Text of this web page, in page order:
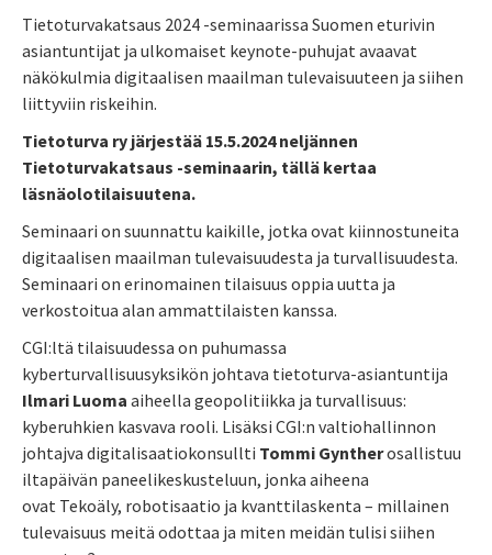
Tietoturvakatsaus 2024 -seminaarissa Suomen eturivin
asiantuntijat ja ulkomaiset keynote-puhujat avaavat
näkökulmia digitaalisen maailman tulevaisuuteen ja siihen
liittyviin riskeihin.
Tietoturva ry järjestää 15.5.2024 neljännen
Tietoturvakatsaus -seminaarin, tällä kertaa
läsnäolotilaisuutena.
Seminaari on suunnattu kaikille, jotka ovat kiinnostuneita
digitaalisen maailman tulevaisuudesta ja turvallisuudesta.
Seminaari on erinomainen tilaisuus oppia uutta ja
verkostoitua alan ammattilaisten kanssa.
CGI:ltä tilaisuudessa on puhumassa
kyberturvallisuusyksikön johtava tietoturva-asiantuntija
Ilmari Luoma aiheella geopolitiikka ja turvallisuus:
kyberuhkien kasvava rooli. Lisäksi CGI:n valtiohallinnon
johtajva digitalisaatiokonsullti Tommi Gyntherosallistuu
iltapäivän paneelikeskusteluun, jonka aiheena
ovat Tekoäly, robotisaatio ja kvanttilaskenta – millainen
tulevaisuus meitä odottaa ja miten meidän tulisi siihen